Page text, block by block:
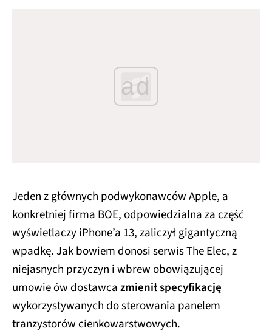
ad
Jeden z głównych podwykonawców Apple, a
konkretniej firma BOE, odpowiedzialna za część
wyświetlaczy iPhone’a 13, zaliczył gigantyczną
wpadkę. Jak bowiem donosi serwis The Elec, z
niejasnych przyczyn i wbrew obowiązującej
umowie ów dostawcazmienił specyfikację
wykorzystywanych do sterowania panelem
tranzystorów cienkowarstwowych.